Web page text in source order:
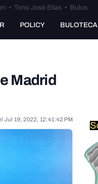
• Timo José Elías• Bulos
POLICY BULOTECA
Madrid
Jul 19, 2022, 12:41:42 PM